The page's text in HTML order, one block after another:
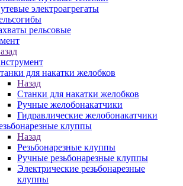
электроагрегаты
рельсовые
для накатки желобков
Назад
Станки для накатки желобков
Ручные желобонакатчики
Гидравлические желобонакатчики
клуппы
Назад
Резьбонарезные клуппы
Ручные резьбонарезные клуппы
Электрические резьбонарезные
клуппы